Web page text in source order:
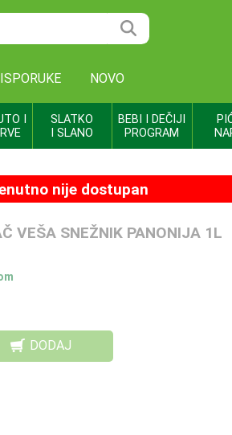
NOVO
I
SLATKO
I SLANO
BEBI I DEČIJI
PROGRAM
nije dostupan
VEŠA SNEŽNIK PANONIJA 1L
DODAJ